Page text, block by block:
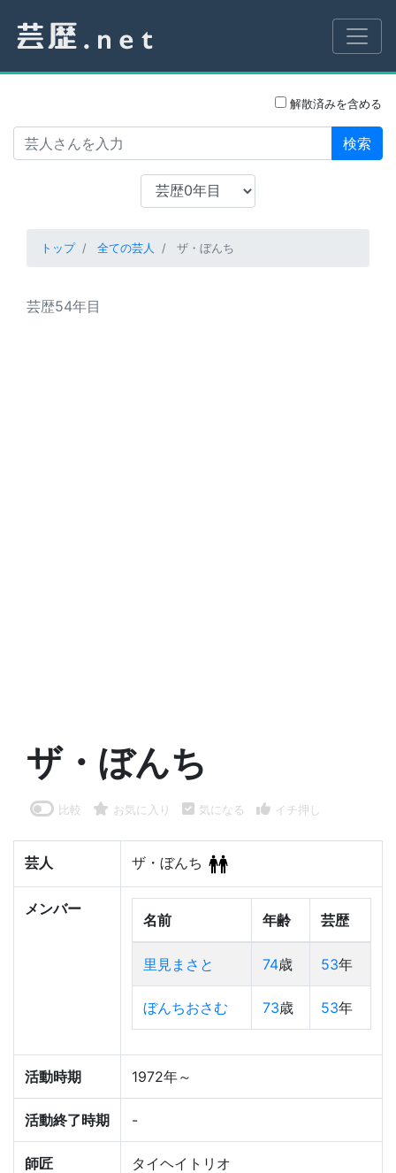
解散済みを含める
検索
トップ 全ての芸人 ザ・ぼんち
芸歴54年目
ザ・ぼんち
比較 お気に入り 気になる イチ押し
芸人 ザ・ぼんち
メンバー
名前 年齢 芸歴
里見まさと 74歳 53年
ぼんちおさむ 73歳 53年
活動時期 1972年～
活動終了時期 -
師匠 タイヘイトリオ